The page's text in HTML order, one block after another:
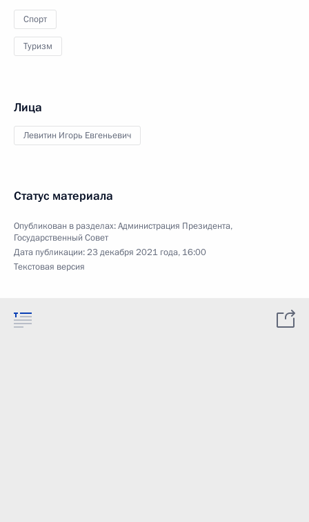
Спорт
Туризм
Лица
Левитин Игорь Евгеньевич
Статус материала
Опубликован в разделах:Администрация Президента,
Государственный Совет
Дата публикации:23 декабря 2021 года, 16:00
Текстовая версия